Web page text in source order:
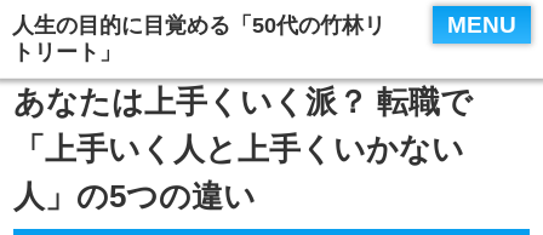
人生の目的に目覚める「50代の竹林リ
トリート」
MENU
あなたは上手くいく派？ 転職で
「上手いく人と上手くいかない
人」の5つの違い